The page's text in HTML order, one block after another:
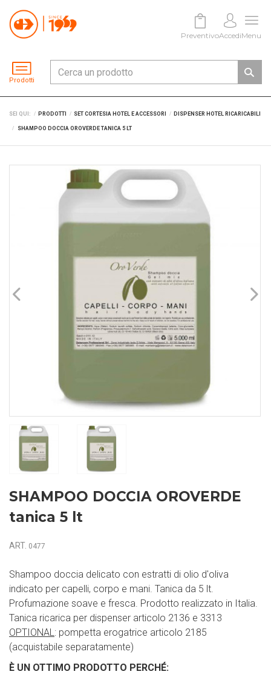
Prodotti
PreventivoAccediMenu
SEI QUI: PRODOTTI SET CORTESIA HOTEL E ACCESSORI DISPENSER HOTEL RICARICABILI
SHAMPOO DOCCIA OROVERDE TANICA 5 LT
SHAMPOO DOCCIA OROVERDE
tanica 5 lt
ART. 0477
Shampoo doccia delicato con estratti di olio d'oliva
indicato per capelli, corpo e mani. Tanica da 5 lt.
Profumazione soave e fresca. Prodotto realizzato in Italia.
Tanica ricarica per dispenser articolo 2136 e 3313
OPTIONAL: pompetta erogatrice articolo 2185
(acquistabile separatamente)
È UN OTTIMO PRODOTTO PERCHÉ: